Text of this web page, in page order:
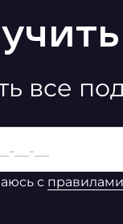
все
с